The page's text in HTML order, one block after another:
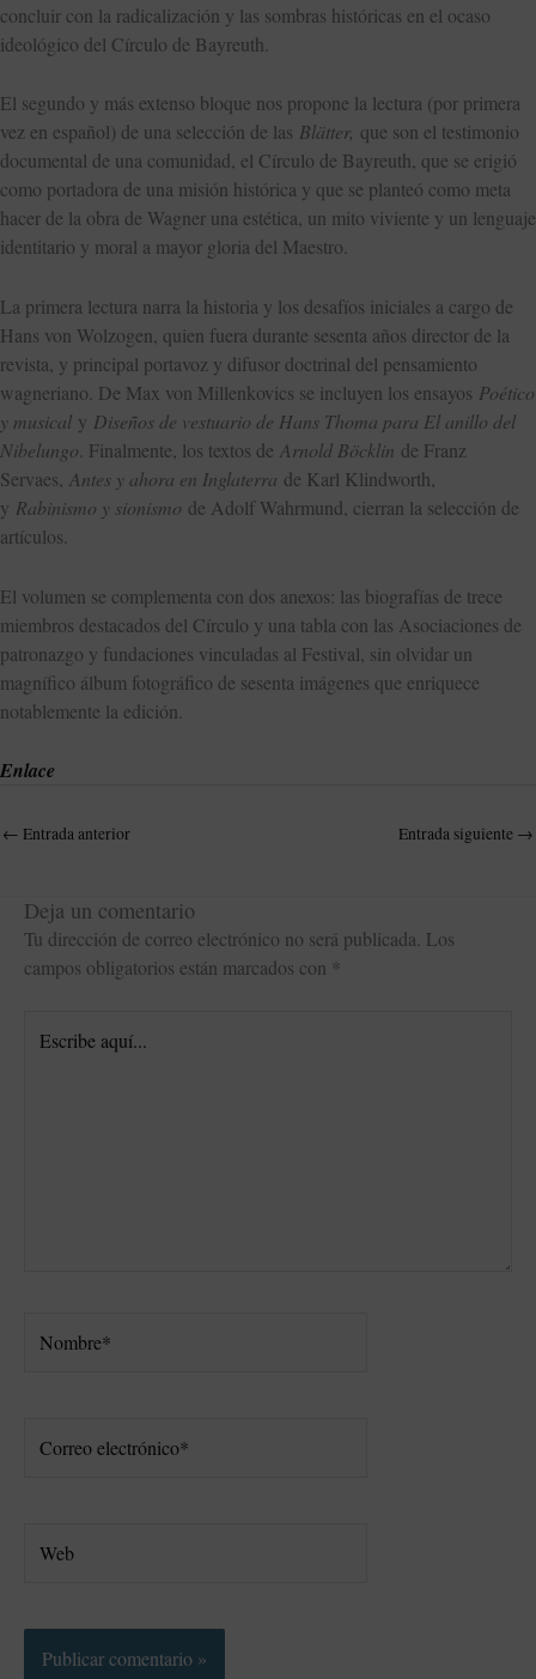
concluir con la radicalización y las sombras históricas en el ocaso
ideológico del Círculo de Bayreuth.
El segundo y más extenso bloque nos propone la lectura (por primera
vez en español) de una selección de las Blätter, que son el testimonio
documental de una comunidad, el Círculo de Bayreuth, que se erigió
como portadora de una misión histórica y que se planteó como meta
hacer de la obra de Wagner una estética, un mito viviente y un lenguaje
identitario y moral a mayor gloria del Maestro.
La primera lectura narra la historia y los desafíos iniciales a cargo de
Hans von Wolzogen, quien fuera durante sesenta años director de la
revista, y principal portavoz y difusor doctrinal del pensamiento
wagneriano. De Max von Millenkovics se incluyen los ensayos Poético
y musical y Diseños de vestuario de Hans Thoma para El anillo del
Nibelungo . Finalmente, los textos de Arnold Böcklin de Franz
Servaes, Antes y ahora en Inglaterra de Karl Klindworth,
y Rabinismo y sionismo de Adolf Wahrmund, cierran la selección de
artículos.
El volumen se complementa con dos anexos: las biografías de trece
miembros destacados del Círculo y una tabla con las Asociaciones de
patronazgo y fundaciones vinculadas al Festival, sin olvidar un
magnífico álbum fotográfico de sesenta imágenes que enriquece
notablemente la edición.
Enlace
← Entrada anterior Entrada siguiente →
Deja un comentario
Tu dirección de correo electrónico no será publicada. Los
campos obligatorios están marcados con *
aquí...
electrónico*